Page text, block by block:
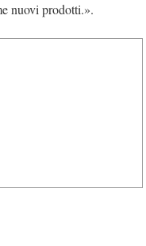
nuovi prodotti.».